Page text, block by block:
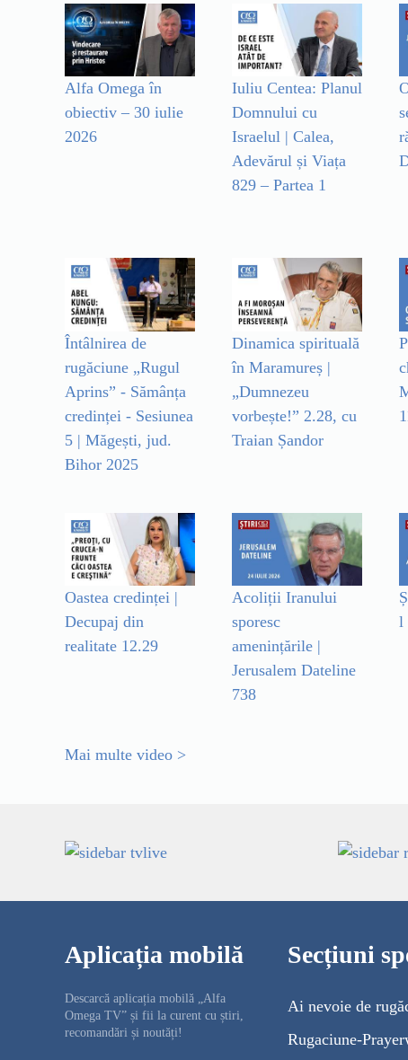
Alfa Omega în
obiectiv – 30 iulie
2026
Iuliu Centea: Planul
Domnului cu
Israelul | Calea,
Adevărul și Viața
829 – Partea 1
Întâlnirea de
rugăciune „Rugul
Aprins” - Sămânța
credinței - Sesiunea
5 | Măgești, jud.
Bihor 2025
Dinamica spirituală
în Maramureș |
„Dumnezeu
vorbește!” 2.28, cu
Traian Șandor
Oastea credinței |
Decupaj din
realitate 12.29
Acoliții Iranului
sporesc
amenințările |
Jerusalem Dateline
738
l
Mai multe video >
Aplicația mobilă
Descarcă aplicația mobilă „Alfa
Omega TV” și fii la curent cu știri,
recomandări și noutăți!
Secțiuni
Ai nevoie de
Rugaciune-